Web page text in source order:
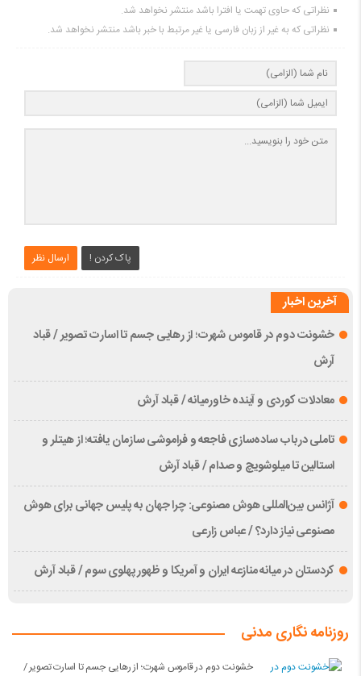
نظراتی که حاوی تهمت یا افترا باشد منتشر نخواهد شد.
نظراتی که به غیر از زبان فارسی یا غیر مرتبط با خبر باشد منتشر نخواهد شد.
ارسال نظر پاک کردن !
آخرین اخبار
خشونت دوم در قاموس شهرت؛ از رهایی جسم تا اسارت تصویر / قباد
آرش
معادلات کوردی و آینده خاورمیانه / قباد آرش
تاملی درباب سادەسازی فاجعە و فراموشی سازمان یافتە؛ از هیتلر و
استالین تا میلوشویچ و صدام / قباد آرش
آژانس بین‌المللی هوش مصنوعی: چرا جهان به پلیس جهانی برای هوش
مصنوعی نیاز دارد؟ / عباس زارعی
کردستان در میانه منازعە ایران و آمریکا و ظهور پهلوی سوم / قباد آرش
روزنامه نگاری مدنی
خشونت دوم در قاموس شهرت؛ از رهایی جسم تا اسارت تصویر /